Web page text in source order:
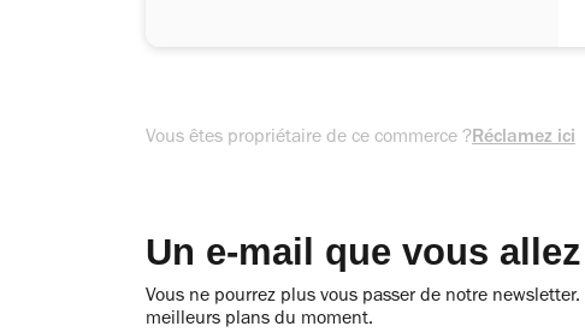
Vous êtes propriétaire de ce commerce ?Réclamez ici
Un e-mail que vous
Vous ne pourrez plus vous passer de notre
meilleurs plans du moment.